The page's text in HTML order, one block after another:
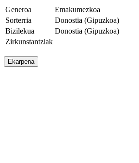
Generoa
Emakumezkoa
Sorterria
Donostia (Gipuzkoa)
Bizilekua
Donostia (Gipuzkoa)
Zirkunstantziak